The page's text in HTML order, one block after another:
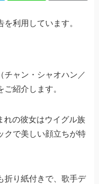
利用しています。
チャン・シャオハン／
紹介します。
れの彼女はウイグル族
クで美しい顔立ちが特
折り紙付きで、歌手デ